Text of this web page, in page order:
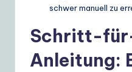
schwer manuell zu
Schritt-
Anleitung: